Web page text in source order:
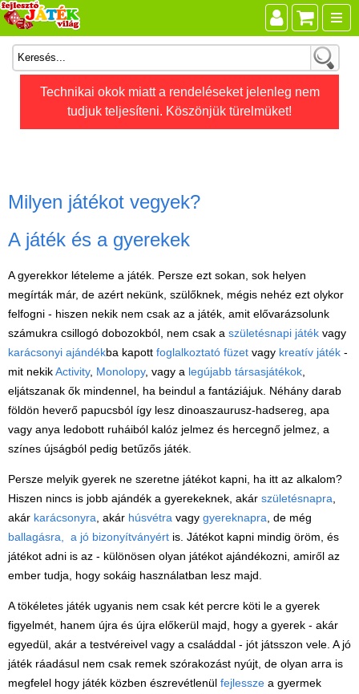
Technikai okok miatt a rendeléseket jelenleg nem
tudjuk teljesíteni. Köszönjük türelmüket!
Milyen játékot vegyek?
A játék és a gyerekek
A gyerekkor lételeme a játék. Persze ezt sokan, sok helyen
megírták már, de azért nekünk, szülőknek, mégis nehéz ezt olykor
felfogni - hiszen nekik nem csak az a játék, amit elővarázsolunk
számukra csillogó dobozokból, nem csak a születésnapi játék vagy
karácsonyi ajándékba kapott foglalkoztató füzet vagy kreatív játék -
mit nekikActivity, Monolopy, vagy a legújabb társasjátékok
eljátszanak ők mindennel, ha beindul a fantáziájuk. Néhány darab
földön heverő papucsból így lesz dinoaszaurusz-hadsereg, apa
vagy anya ledobott ruháiból kalóz jelmez és hercegnő jelmez, a
színes újságból pedig betűzős játék.
Persze melyik gyerek ne szeretne játékot kapni, ha itt az alkalom?
Hiszen nincs is jobb ajándék a gyerekeknek, akár születésnapra
akár karácsonyra , akár húsvétra vagy gyereknapra , de még
ballagásra, a jó bizonyítványért is. Játékot kapni mindig öröm, és
játékot adni is az - különösen olyan játékot ajándékozni, amiről az
ember tudja, hogy sokáig használatban lesz majd.
A tökéletes játék ugyanis nem csak két percre köti le a gyerek
figyelmét, hanem újra és újra előkerül majd, hogy a gyerek - akár
egyedül, akár a testvéreivel vagy a családdal - jót játsszon vele. A jó
játék ráadásul nem csak remek szórakozást nyújt, de olyan arra is
megfelel hogy játék közben észrevétlenül fejlessze a gyermek
Összes játék
Játékok életkor szerint
Ajándéktárgyak
Építőjáték
Foglalkoztató füzet
Fajátékok
Futóbiciklik, rollerek
Intelligens gyurma
Iskolaszerek
Kerti játékok
Kreatív játék
Könyv
gyerekajándékok
Logikai játékok
LOGICO